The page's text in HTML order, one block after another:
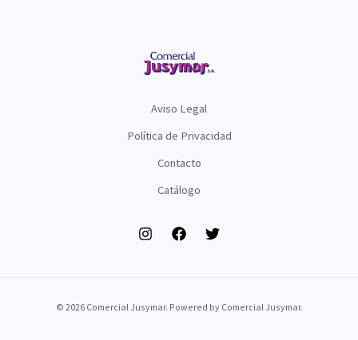
Aviso Legal
Política de Privacidad
Contacto
Catálogo
© 2026 Comercial Jusymar. Powered by Comercial Jusymar.